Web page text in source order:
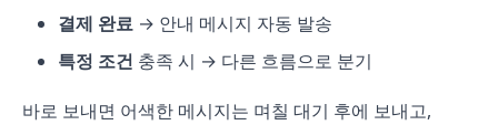
결제 완료 → 안내 메시지 자동 발송
특정 조건 충족 시 → 다른 흐름으로 분기
바로 보내면 어색한 메시지는 며칠 대기 후에 보내고,